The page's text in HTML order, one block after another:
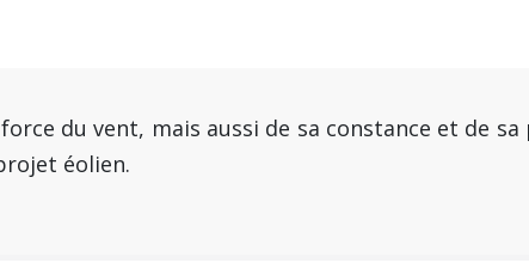
du vent, mais aussi de sa constance et de
éolien.